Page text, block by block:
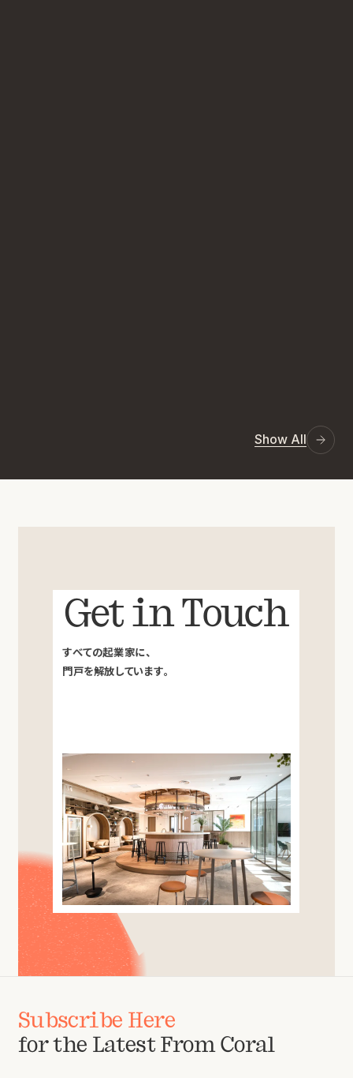
Show All
Get in Touch
すべての起業家に、
門戸を解放しています。
Subscribe Here
for the Latest From Coral